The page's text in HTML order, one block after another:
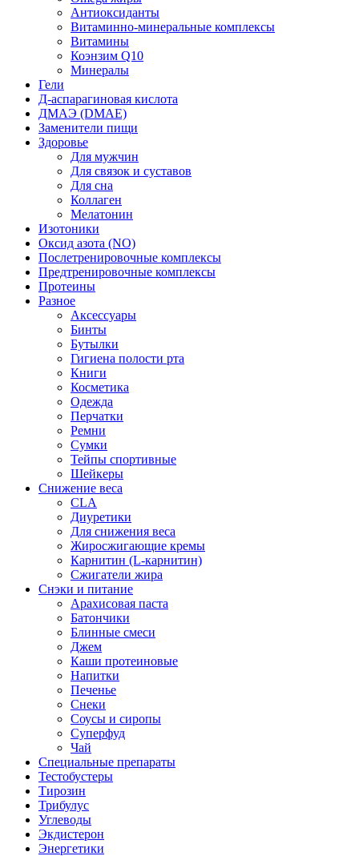
Антиоксиданты
Витаминно-минеральные комплексы
Витамины
Коэнзим Q10
Минералы
Гели
Д-аспарагиновая кислота
ДМАЭ (DMAE)
Заменители пищи
Здоровье
Для мужчин
Для связок и суставов
Для сна
Коллаген
Мелатонин
Изотоники
Оксид азота (NO)
Послетренировочные комплексы
Предтренировочные комплексы
Протеины
Разное
Аксессуары
Бинты
Бутылки
Гигиена полости рта
Книги
Косметика
Одежда
Перчатки
Ремни
Сумки
Тейпы спортивные
Шейкеры
Снижение веса
CLA
Диуретики
Для снижения веса
Жиросжигающие кремы
Карнитин (L-карнитин)
Сжигатели жира
Снэки и питание
Арахисовая паста
Батончики
Блинные смеси
Джем
Каши протеиновые
Напитки
Печенье
Снеки
Соусы и сиропы
Суперфуд
Чай
Специальные препараты
Тестобустеры
Тирозин
Трибулус
Углеводы
Экдистерон
Энергетики